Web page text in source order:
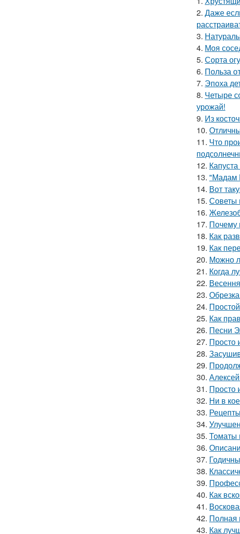
2. Даже
3.
4. Моя
5. Сорта
6. Польза
7. Эпоха
8. Четыре
урожай!
9. Из
10.
11. Что
12.
13. "Мадам
14. Вот
15. Советы
16.
17. Почему
18. Как
19. Как
20. Можно
21. Когда
22.
23.
24.
25. Как
26. Песни
27. Просто
28.
29.
30.
31. Просто
32. Ни в
33.
34.
35. Томаты
36.
37.
38.
39.
40. Как
41.
42. Полная
43. Как